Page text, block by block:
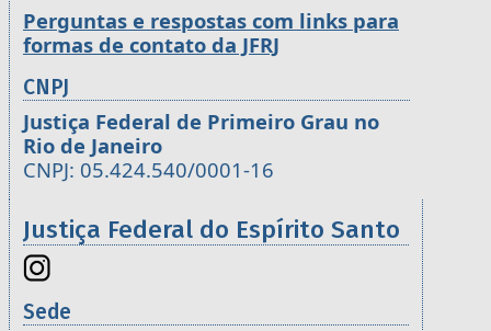
Perguntas e respostas com links para
formas de contato da JFRJ
CNPJ
Justiça Federal de Primeiro Grau no
Rio de Janeiro
CNPJ: 05.424.540/0001-16
Justiça Federal do Espírito Santo
Sede